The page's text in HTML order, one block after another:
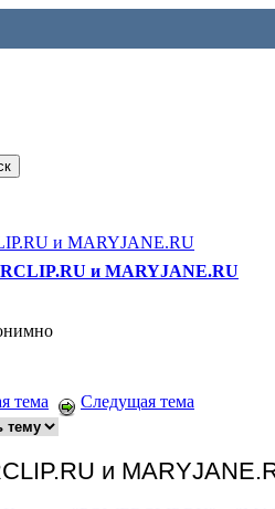
и MARYJANE.RU
и MARYJANE.RU
тема Следущая тема
и